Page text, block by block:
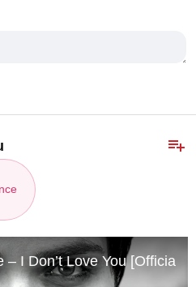
playlist_add
– I Don’t Love You [Official